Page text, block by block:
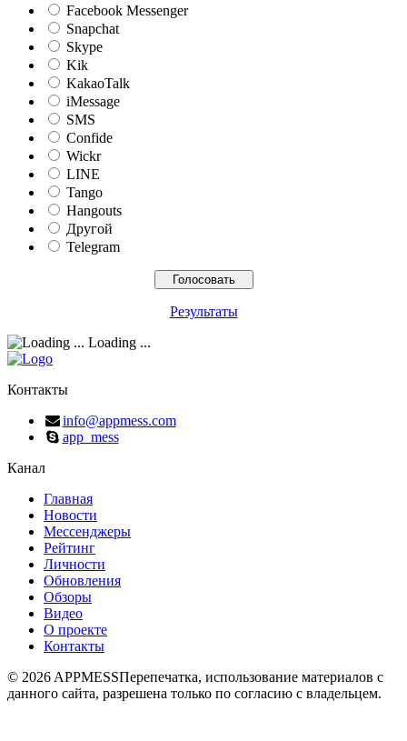
Facebook Messenger
Snapchat
Skype
Kik
KakaoTalk
iMessage
SMS
Confide
Wickr
LINE
Tango
Hangouts
Другой
Telegram
Результаты
Loading ...
Контакты
info@appmess.com
app_mess
Канал
Главная
Новости
Мессенджеры
Рейтинг
Личности
Обновления
Обзоры
Видео
О проекте
Контакты
© 2026 APPMESSПерепечатка, использование материалов с
данного сайта, разрешена только по согласию с владельцем.